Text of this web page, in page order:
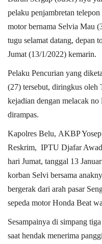
pelaku penjambretan
motor bernama Selvia Mau
tugu selamat datang, depan
Jumat (13/1/2022) kemarin.
Pelaku Pencurian yang
(27) tersebut, diringkus oleh
kejadian dengan melacak
dirampas.
Kapolres Belu, AKBP
Reskrim, IPTU Djafar
hari Jumat, tanggal 13
korban Selvi bersama
bergerak dari arah pasar
sepeda motor Honda Beat
Sesampainya di simpang
saat hendak menerima